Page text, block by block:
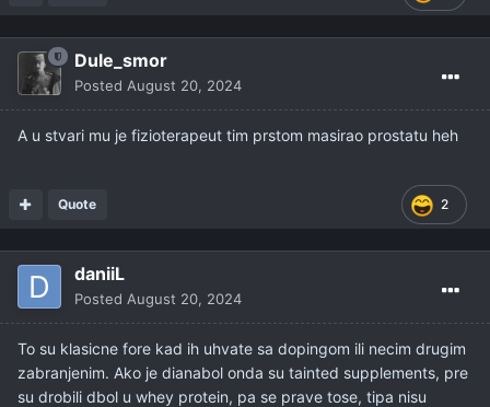
Dule_smor
Posted August 20, 2024
A u stvari mu je fizioterapeut tim prstom masirao prostatu heh
2
Quote
daniiL
Posted August 20, 2024
To su klasicne fore kad ih uhvate sa dopingom ili necim drugim
zabranjenim. Ako je dianabol onda su tainted supplements, pre
su drobili dbol u whey protein, pa se prave tose, tipa nisu